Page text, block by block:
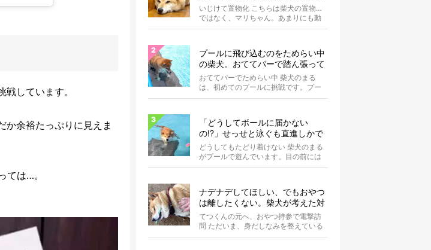
しています。
か余裕たっぷりに見えま
ては…。
してしまうのだった【動画】
いじけて置物化 こちらは柴犬の置物…
ではなく、マリちゃん。あまりにも動
かないので間違えそうになりますが、
プールに飛び込むのをためらい中
の柴犬。おててパーで踏ん張って
て可愛すぎる【動画】
おててパーでためらい中 柴犬のまる
は、初めてのプールに挑戦です。プー
ルへと続くスロープの途中で立ち止ま
「どうしてボールに届かない
の!?」せっせと泳ぐも直進しかで
きない柴犬が可愛い【動画】
どうしてもたどり着けない 柴犬のまる
がプールで遊んでいます。目の前には
大好きなボールが。 まるは...
ナデナデしてほしい、でもおやつ
は離したくない。柴犬が考えた対
応策が、欲しがりさんすぎて笑え
る【動画】
てつくんの元へ、おやつ持参で電撃訪
問 ただいま、身だしなみを整えている
最中の柴犬てつくん。 そこへ、オーナ